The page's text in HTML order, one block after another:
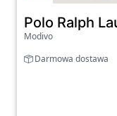
Polo Ralph
Modivo
Darmowa dostawa